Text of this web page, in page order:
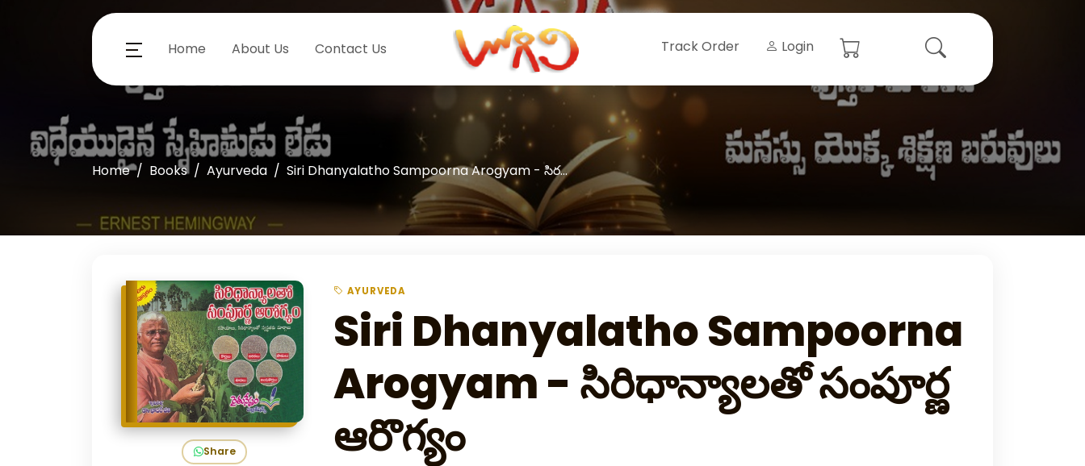
Home About Us Contact Us Track Order Login
Home Books Ayurveda Siri Dhanyalatho Sampoorna Arogyam - సిర...
Share
AYURVEDA
Siri Dhanyalatho Sampoorna
Arogyam - సిరిధాన్యాలతో సంపూర్ణ
ఆరొగ్యం